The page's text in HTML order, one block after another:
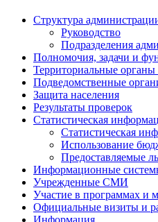
Структура
Руководство
Подразделения
Полномочия, задачи и
Территориальные органы
Подведомственные
Защита населения
Результаты проверок
Статистическая
Статистическая
Использование
Предоставляемые
Информационные
Учрежденные СМИ
Участие в программах и
Официальные визиты и
Информация